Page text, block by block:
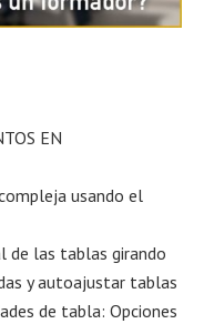
EN
usando el
de las tablas girando
y autoajustar tablas
de tabla: Opciones